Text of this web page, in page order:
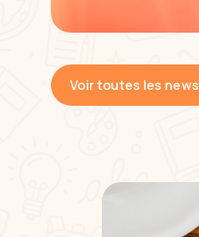
Voir toutes les news